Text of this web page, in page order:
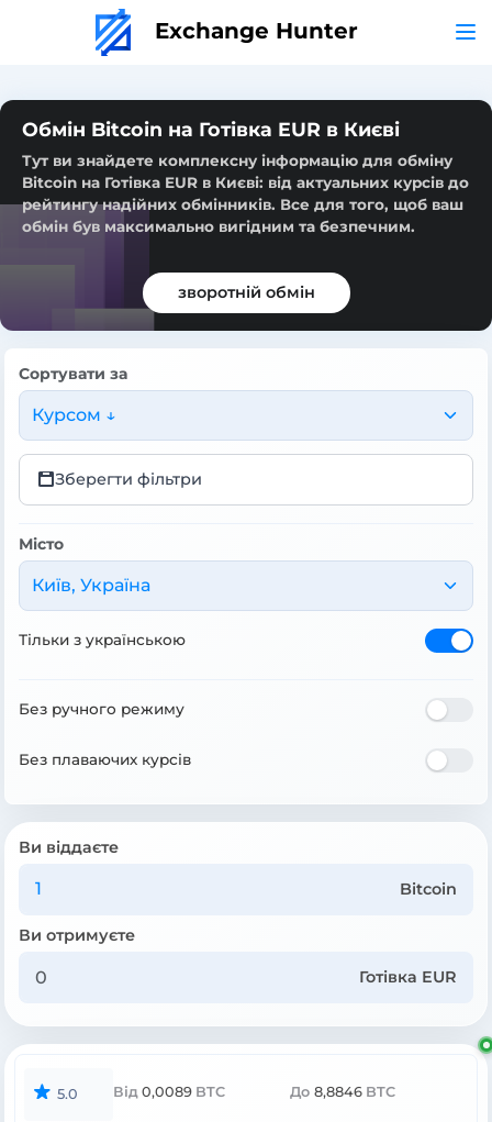
Exchange Hunter
Обмін Bitcoin на Готівка EUR в Києві
Тут ви знайдете комплексну інформацію для обміну
Bitcoin на Готівка EUR в Києві: від актуальних курсів до
рейтингу надійних обмінників. Все для того, щоб ваш
обмін був максимально вигідним та безпечним.
зворотній обмін
Сортувати за
Курсом ↓
Зберегти фільтри
Місто
Київ, Україна
Тільки з українською
Без ручного режиму
Без плаваючих курсів
Ви віддаєте
Bitcoin
Ви отримуєте
Готівка EUR
5.0 Від 0,0089 BTC До 8,8846 BTC